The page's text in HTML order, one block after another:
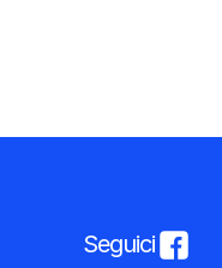
Seguici